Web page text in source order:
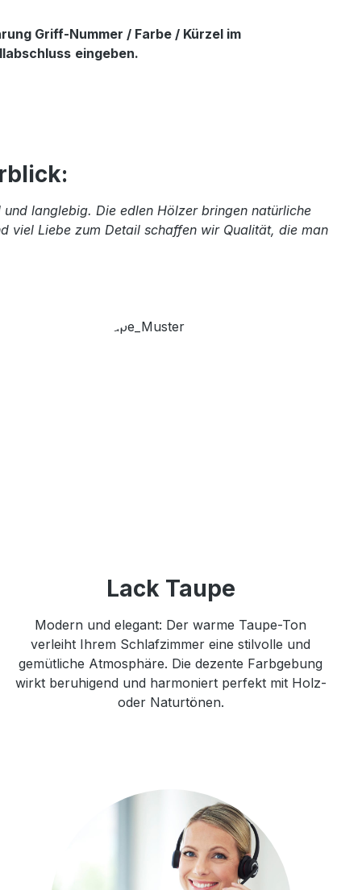
Griff-Nummer / Farbe / Kürzel im
eingeben.
langlebig. Die edlen Hölzer bringen natürliche
viel Liebe zum Detail schaffen wir Qualität, die man
Lack Taupe
Modern und elegant: Der warme Taupe-Ton
verleiht Ihrem Schlafzimmer eine stilvolle und
gemütliche Atmosphäre. Die dezente Farbgebung
wirkt beruhigend und harmoniert perfekt mit Holz-
oder Naturtönen.